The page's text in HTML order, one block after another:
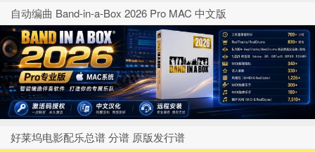
自动编曲 Band-in-a-Box 2026 Pro MAC 中文版
好莱坞电影配乐总谱 分谱 原版发行谱